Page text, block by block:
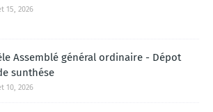
15, 2026
Assemblé général ordinaire - Dépot
sunthése
10, 2026